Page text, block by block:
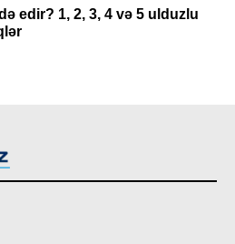
edir? 1, 2, 3, 4 və 5 ulduzlu